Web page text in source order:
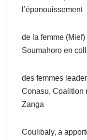
l’épanouissement
de la femme
Soumahoro en
des femmes
Conasu, Coalition
Zanga
Coulibaly, a